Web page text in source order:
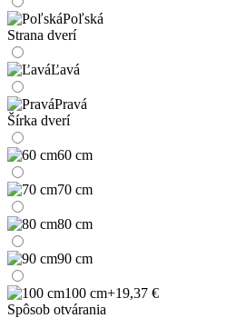
Poľská
Strana dverí
Ľavá
Pravá
Šírka dverí
60 cm
70 cm
80 cm
90 cm
100 cm+19,37 €
Spôsob otvárania